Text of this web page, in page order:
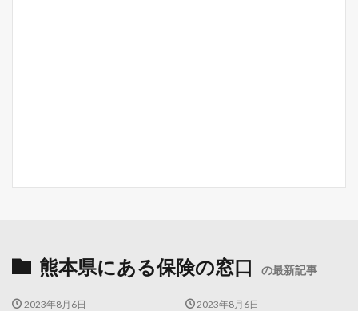
熊本県にある保険の窓口 の最新記事
2023年8月6日
2023年8月6日